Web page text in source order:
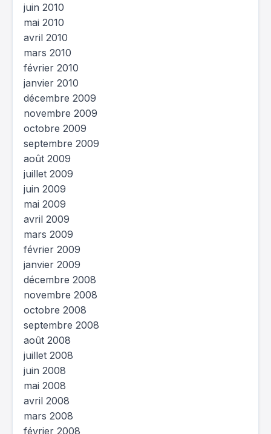
juin 2010
mai 2010
avril 2010
mars 2010
février 2010
janvier 2010
décembre 2009
novembre 2009
octobre 2009
septembre 2009
août 2009
juillet 2009
juin 2009
mai 2009
avril 2009
mars 2009
février 2009
janvier 2009
décembre 2008
novembre 2008
octobre 2008
septembre 2008
août 2008
juillet 2008
juin 2008
mai 2008
avril 2008
mars 2008
février 2008